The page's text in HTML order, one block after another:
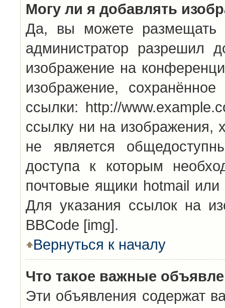
Могу ли я добавлять
Да, вы можете размещать
администратор разрешил
изображение на
изображение,
ссылки: http://
ссылку ни на
не является
доступа к которым
почтовые ящики hotmail
Для указания ссылок на
BBCode [img].
Вернуться к началу
Что такое важные
Эти объявления содержат